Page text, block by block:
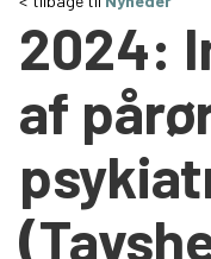
Tal og fakta
Om os
Vær med
Presse og politik
2024:
af